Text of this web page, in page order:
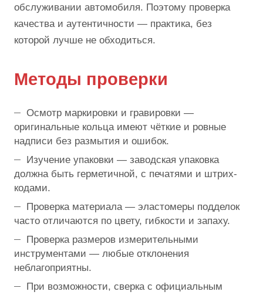
обслуживании автомобиля. Поэтому проверка
качества и аутентичности — практика, без
которой лучше не обходиться.
Методы проверки
Осмотр маркировки и гравировки —
оригинальные кольца имеют чёткие и ровные
надписи без размытия и ошибок.
Изучение упаковки — заводская упаковка
должна быть герметичной, с печатями и штрих-
кодами.
Проверка материала — эластомеры подделок
часто отличаются по цвету, гибкости и запаху.
Проверка размеров измерительными
инструментами — любые отклонения
неблагоприятны.
При возможности, сверка с официальным